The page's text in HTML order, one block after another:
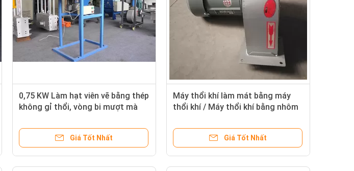
0,75 KW Làm hạt viên vẽ bằng thép
không gỉ thổi, vòng bi mượt mà
Giá Tốt Nhất
Máy thổi khí làm mát bằng máy
thổi khí / Máy thổi khí bằng nhôm
Giá Tốt Nhất